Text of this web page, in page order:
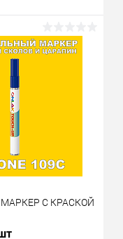
МАРКЕР С КРАСКОЙ